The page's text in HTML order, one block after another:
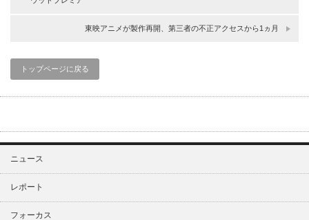
東映アニメが製作再開、第三者の不正アクセスから1ヵ月
トップページに戻る
ニュース
レポート
フォーカス